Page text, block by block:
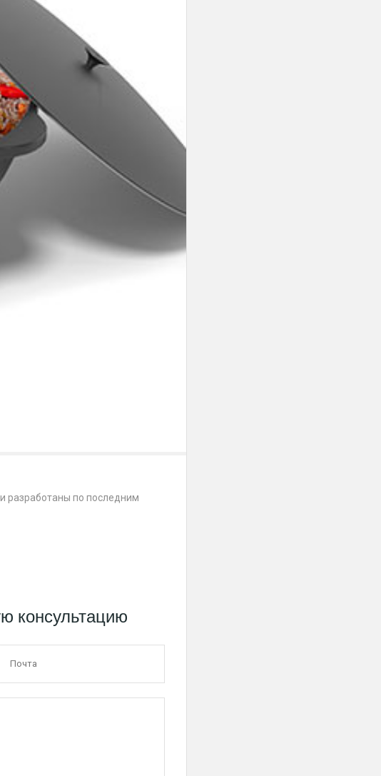
разработаны по последним
консультацию